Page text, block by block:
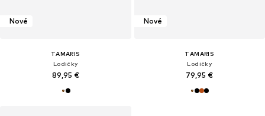
Nové
TAMARIS
Lodičky
89,95 €
Nové
TAMARIS
Lodičky
79,95 €